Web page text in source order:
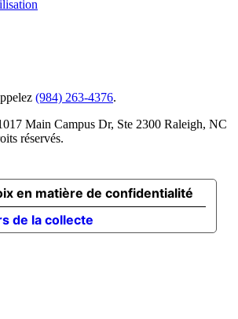
(984) 263-4376.
Main Campus Dr, Ste 2300 Raleigh, NC
réservés.
de la collecte
en matière de confidentialité